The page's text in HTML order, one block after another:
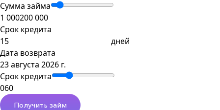
Сумма займа
1 000200 000
Срок кредита
дней
Дата возврата
23 августа 2026 г.
Срок кредита
060
Получить займ